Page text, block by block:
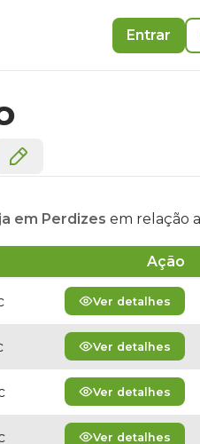
Entrar
em Perdizes em relação a
Ação
Ver detalhes
Ver detalhes
Ver detalhes
Ver detalhes